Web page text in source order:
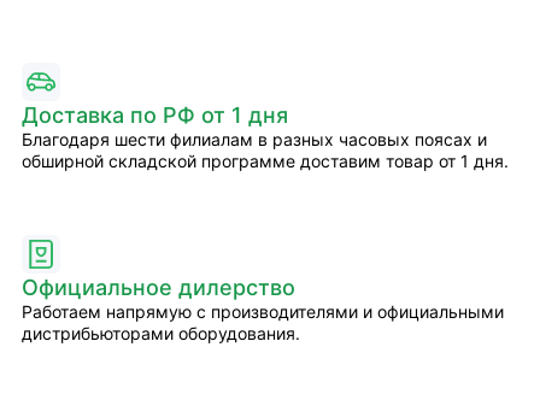
Доставка по РФ от 1 дня
Благодаря шести филиалам в разных часовых поясах и
обширной складской программе доставим товар от 1 дня.
Официальное дилерство
Работаем напрямую с производителями и официальными
дистрибьюторами оборудования.